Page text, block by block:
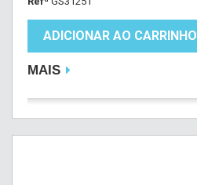
ADICIONAR AO CARRINHO
MAIS